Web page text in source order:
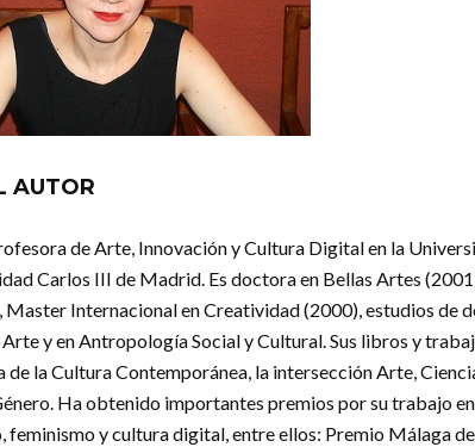
AUTOR
de Arte, Innovación y Cultura Digital en la
Carlos III de Madrid. Es doctora en Bellas Artes
Internacional en Creatividad (2000), estudios de
y en Antropología Social y Cultural. Sus libros y
de la Cultura Contemporánea, la intersección Arte,
Ha obtenido importantes premios por su trabajo
feminismo y cultura digital, entre ellos: Premio Málaga